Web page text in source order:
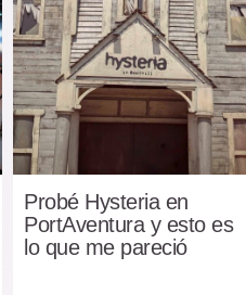
Probé Hysteria en
PortAventura y esto es
lo que me pareció